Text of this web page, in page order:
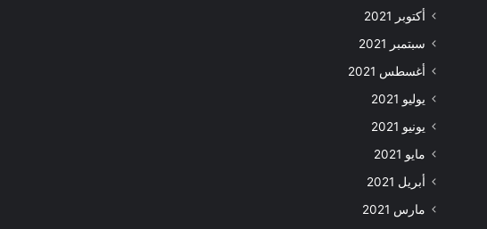
أكتوبر 2021
سبتمبر 2021
أغسطس 2021
يوليو 2021
يونيو 2021
مايو 2021
أبريل 2021
مارس 2021